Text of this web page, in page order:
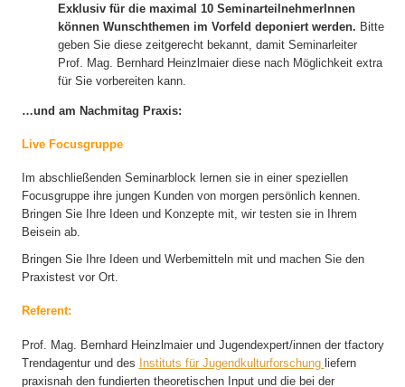
Exklusiv für die maximal 10 SeminarteilnehmerInnen
können Wunschthemen im Vorfeld deponiert werden. Bitte
geben Sie diese zeitgerecht bekannt, damit Seminarleiter
Prof. Mag. Bernhard Heinzlmaier diese nach Möglichkeit extra
für Sie vorbereiten kann.
…und am Nachmitag Praxis:
Live Focusgruppe
Im abschließenden Seminarblock lernen sie in einer speziellen
Focusgruppe ihre jungen Kunden von morgen persönlich kennen.
Bringen Sie Ihre Ideen und Konzepte mit, wir testen sie in Ihrem
Beisein ab.
Bringen Sie Ihre Ideen und Werbemitteln mit und machen Sie den
Praxistest vor Ort.
Referent:
Prof. Mag. Bernhard Heinzlmaier und Jugendexpert/innen der tfactory
Trendagentur und des Instituts für Jugendkulturforschung liefern
praxisnah den fundierten theoretischen Input und die bei der